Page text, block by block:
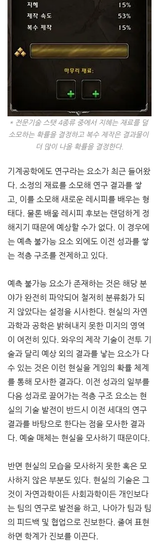
* 전문기술 스탯 4종류 중에서 지혜는 재료를 덜
소모하는 확률을 결정하고 복수 제작은 결과물이
더 많이 나올 확률을 결정한다.
기계공학에도 연구라는 요소가 최근 들어왔
다. 소정의 재료를 소모해 연구 결과를 쌓
고, 이를 소모해 새로운 레시피를 배우는 형
태다. 물론 배울 레시피 후보는 랜덤하게 정
해지기 때문에 예상할 수가 없다. 이 경우에
는 예측 불가능 요소 외에도 이전 성과를 쌓
는 적층 구조를 전제하고 있다.
예측 불가능 요소가 존재하는 것은 해당 분
야가 완전히 파악되어 철저히 분류화가 되
지 않았다는 설정을 시사한다. 현실의 자연
과학과 공학은 밝혀내지 못한 미지의 영역
이 여전히 있다. 와우의 제작 기술이 전투 기
술과 달리 예상 외의 결과를 낳는 요소가 다
수 있는 것은 이런 현실을 게임의 확률 체계
를 통해 모사한 결과다. 이전 성과의 일부를
다음 성과로 끌어가는 적층 구조 요소는 현
실의 기술 발전이 반드시 이전 세대의 연구
결과를 바탕으로 한다는 점을 모사한 결과
다. 예술 매체는 현실을 모사하기 때문이다.
반면 현실의 모습을 모사하지 못한 혹은 모
사하지 않은 부분도 있다. 현실의 기술은 그
것이 자연과학이든 사회과학이든 개인보다
는 팀의 연구로 발전을 하고, 나아가 팀과 팀
의 피드백 및 협업으로 진보한다. 줄여 표현
하면 학계가 진보를 이끈다.